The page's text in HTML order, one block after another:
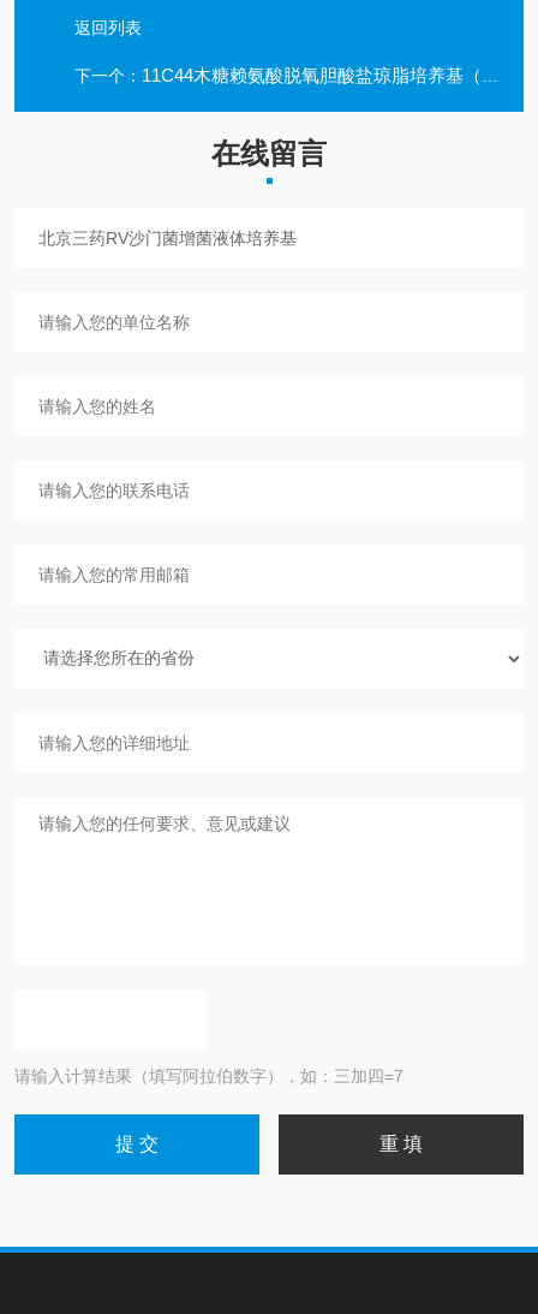
返回列表
下一个： 11C44木糖赖氨酸脱氧胆酸盐琼脂培养基（XLD）
在线留言
请输入计算结果（填写阿拉伯数字），如：三加四=7